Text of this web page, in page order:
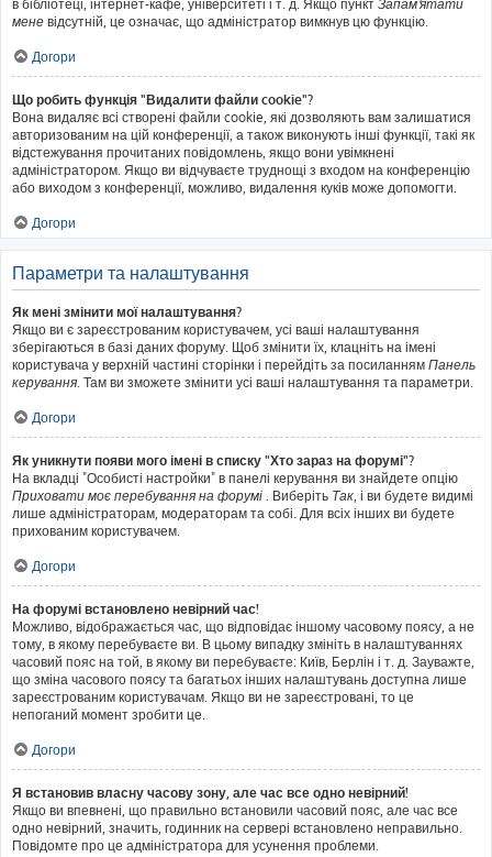
в бібліотеці, інтернет-кафе, університеті і т. д. Якщо пункт Запам'ятати
мене відсутній, це означає, що адміністратор вимкнув цю функцію.
Догори
Що робить функція "Видалити файли cookie"?
Вона видаляє всі створені файли cookie, які дозволяють вам залишатися
авторизованим на цій конференції, а також виконують інші функції, такі як
відстежування прочитаних повідомлень, якщо вони увімкнені
адміністратором. Якщо ви відчуваєте труднощі з входом на конференцію
або виходом з конференції, можливо, видалення куків може допомогти.
Догори
Параметри та налаштування
Як мені змінити мої налаштування?
Якщо ви є зареєстрованим користувачем, усі ваші налаштування
зберігаються в базі даних форуму. Щоб змінити їх, клацніть на імені
користувача у верхній частині сторінки і перейдіть за посиланням Панель
керування. Там ви зможете змінити усі ваші налаштування та параметри.
Догори
Як уникнути появи мого імені в списку "Хто зараз на форумі"?
На вкладці "Особисті настройки" в панелі керування ви знайдете опцію
Приховати моє перебування на форумі . Виберіть Так, і ви будете видимі
лише адміністраторам, модераторам та собі. Для всіх інших ви будете
прихованим користувачем.
Догори
На форумі встановлено невірний час!
Можливо, відображається час, що відповідає іншому часовому поясу, а не
тому, в якому перебуваєте ви. В цьому випадку змініть в налаштуваннях
часовий пояс на той, в якому ви перебуваєте: Київ, Берлін і т. д. Зауважте,
що зміна часового поясу та багатьох інших налаштувань доступна лише
зареєстрованим користувачам. Якщо ви не зареєстровані, то це
непоганий момент зробити це.
Догори
Я встановив власну часову зону, але час все одно невірний!
Якщо ви впевнені, що правильно встановили часовий пояс, але час все
одно невірний, значить, годинник на сервері встановлено неправильно.
Повідомте про це адміністратора для усунення проблеми.